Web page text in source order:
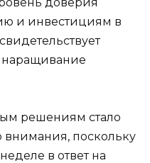
и инвестициям в
решениям стало
поскольку
в ответ на